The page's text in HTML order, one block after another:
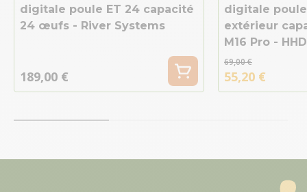
digitale poule ET 24 capacité
24 œufs - River Systems
189,00 €
digitale
extérieur
M16 Pro - HHD
69,00 €
55,20 €